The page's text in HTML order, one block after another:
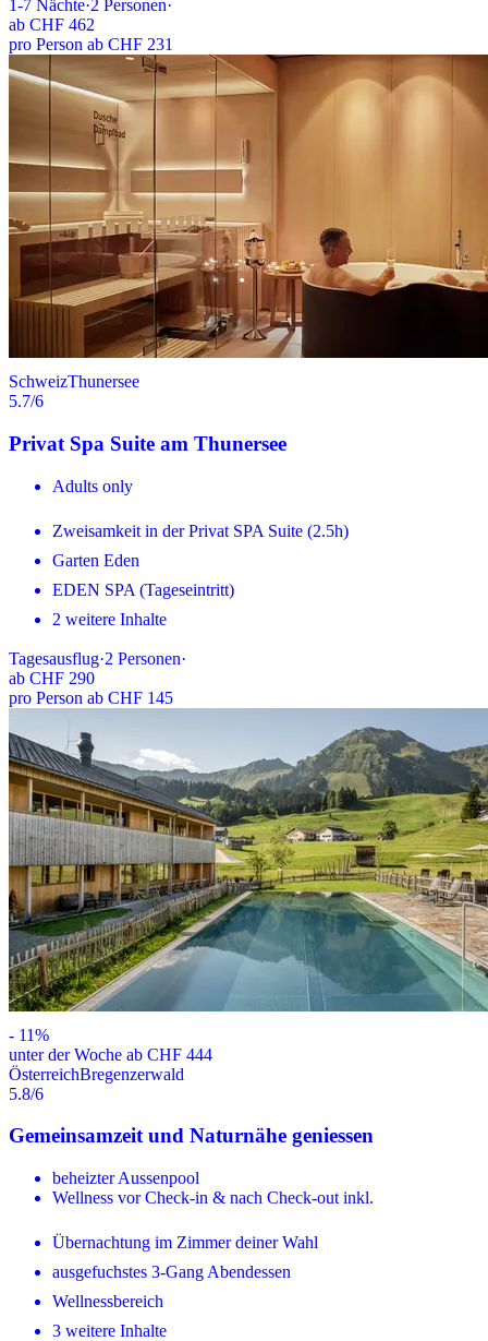
1-7 Nächte·2 Personen·
ab CHF 462
pro Person ab CHF 231
SchweizThunersee
5.7/6
Privat Spa Suite am Thunersee
Adults only
Zweisamkeit in der Privat SPA Suite (2.5h)
Garten Eden
EDEN SPA (Tageseintritt)
2 weitere Inhalte
Tagesausflug·2 Personen·
ab CHF 290
pro Person ab CHF 145
- 11%
unter der Woche ab CHF 444
ÖsterreichBregenzerwald
5.8/6
Gemeinsamzeit und Naturnähe geniessen
beheizter Aussenpool
Wellness vor Check-in & nach Check-out inkl.
Übernachtung im Zimmer deiner Wahl
ausgefuchstes 3-Gang Abendessen
Wellnessbereich
3 weitere Inhalte